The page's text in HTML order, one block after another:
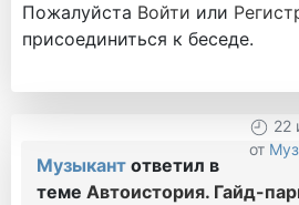
Пожалуйста Войти или
присоединиться к беседе.
22
от
Музыкант ответил в
теме Автоистория. Гайд-